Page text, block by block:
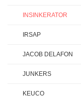
INSINKERATOR
IRSAP
JACOB DELAFON
JUNKERS
KEUCO